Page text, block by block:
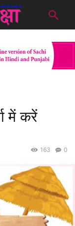
में करें
0
163